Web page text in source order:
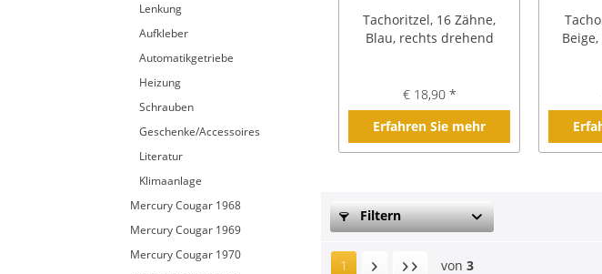
Lenkung
Aufkleber
Automatikgetriebe
Heizung
Schrauben
Geschenke/Accessoires
Literatur
Klimaanlage
Mercury Cougar 1968
Mercury Cougar 1969
Mercury Cougar 1970
Tachoritzel, 16 Zähne,
Blau, rechts drehend
€ 18,90 *
Erfahren Sie mehr
Filtern
1 von 3